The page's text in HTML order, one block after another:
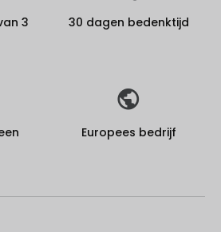
3
30 dagen bedenktijd
Europees bedrijf